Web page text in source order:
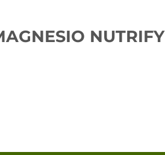
NUTRIFY
60 CAPSULAS cantidad